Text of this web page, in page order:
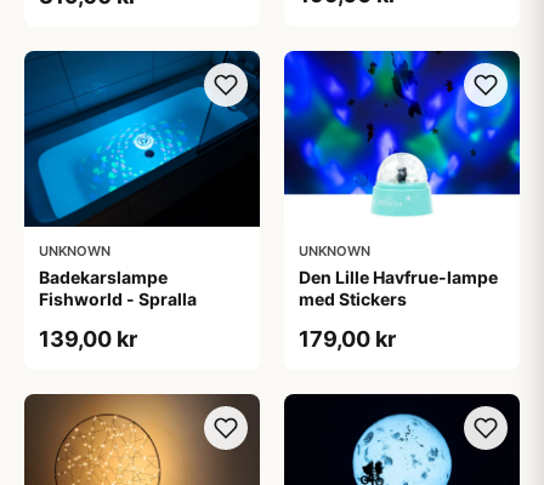
UNKNOWN
Badekarslampe
Fishworld - Spralla
139,00 kr
UNKNOWN
Den Lille Havfrue-lampe
med Stickers
179,00 kr